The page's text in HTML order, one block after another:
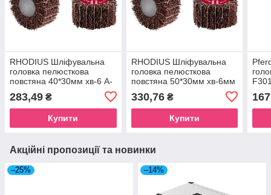
RHODIUS Шліфувальна
головка пелюсткова
повстяна 40*30мм хв-6 A-
нержавіюча
сталь,кольорові
283,49 ₴
Купити
RHODIUS Шліфувальна
головка пелюсткова
повстяна 50*30мм хв-6мм
нержавіюча сталь,
кольорові
330,76₴
Купити
Акційні пропозиції та новинки
–25% –14%